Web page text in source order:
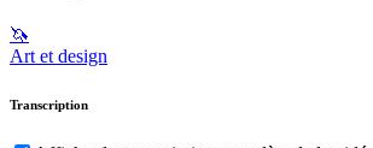
🦄
Art et design
Transcription